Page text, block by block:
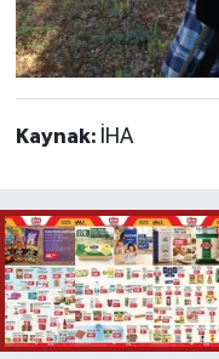
Kaynak: İHA